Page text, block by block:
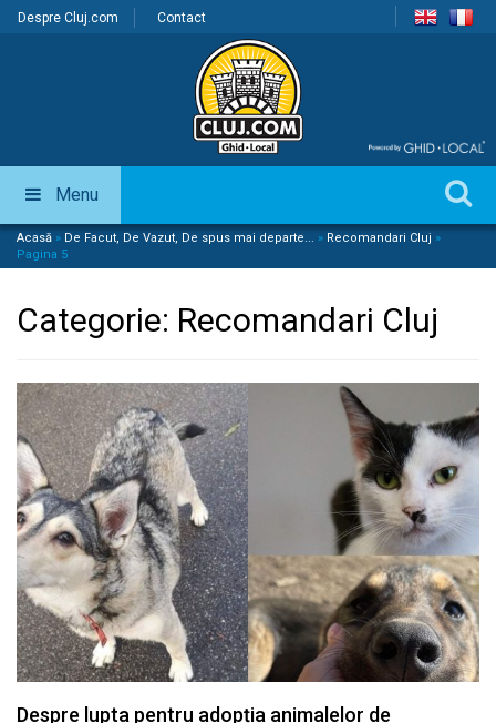
Despre Cluj.com Contact
Menu
Acasă » De Facut, De Vazut, De spus mai departe... » Recomandari Cluj »
Pagina 5
Categorie: Recomandari Cluj
Despre lupta pentru adopția animalelor de